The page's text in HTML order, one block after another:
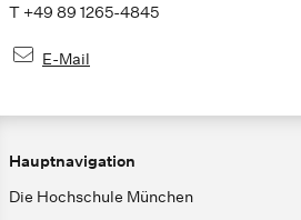
T +49 89 1265-4845
E-Mail
Hauptnavigation
Die Hochschule München